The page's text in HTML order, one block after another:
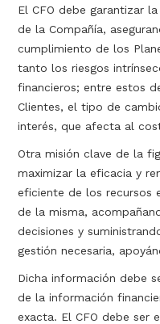
El CFO debe garantizar
de la Compañía,
cumplimiento de los
tanto los riesgos
financieros; entre estos
Clientes, el tipo de
interés, que afecta al
Otra misión clave de la
maximizar la eficacia y
eficiente de los recursos
de la misma,
decisiones y
gestión necesaria,
Dicha información debe
de la información
exacta. El CFO debe ser